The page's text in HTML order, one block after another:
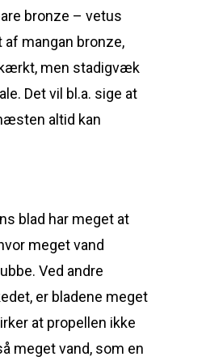
bronze – vetus
af mangan bronze,
men stadigvæk
Det vil bl.a. sige at
altid kan
blad har meget at
meget vand
Ved andre
er bladene meget
at propellen ikke
meget vand, som en